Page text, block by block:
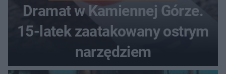
Dramat w Kamiennej Górze.
15-latek zaatakowany ostrym
narzędziem